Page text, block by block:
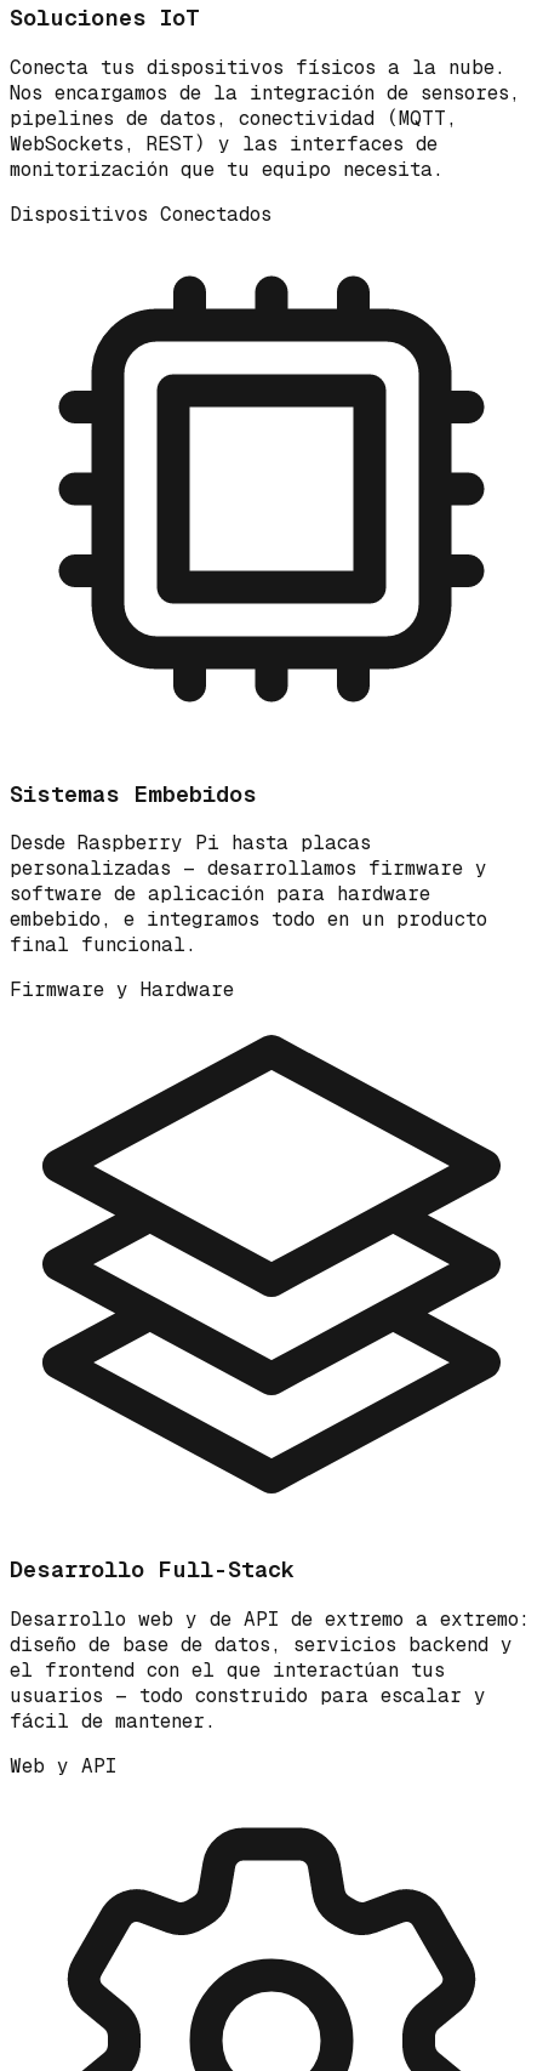
Soluciones IoT
Conecta tus dispositivos físicos a la nube.
Nos encargamos de la integración de sensores,
pipelines de datos, conectividad (MQTT,
WebSockets, REST) y las interfaces de
monitorización que tu equipo necesita.
Dispositivos Conectados
Sistemas Embebidos
Desde Raspberry Pi hasta placas
personalizadas — desarrollamos firmware y
software de aplicación para hardware
embebido, e integramos todo en un producto
final funcional.
Firmware y Hardware
Desarrollo Full-Stack
Desarrollo web y de API de extremo a extremo:
diseño de base de datos, servicios backend y
el frontend con el que interactúan tus
usuarios — todo construido para escalar y
fácil de mantener.
Web y API